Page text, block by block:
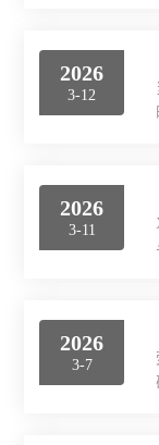
低温恒温器
荧光分光光
激光光散射
电化学工作站
X荧光光谱
2026
3-12
2026
3-11
2026
3-7